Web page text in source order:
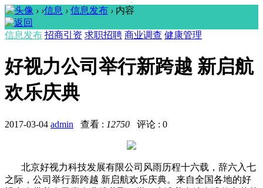
› ›信息 › 信息发布 › 内容
信息发布 招商引资 求职招聘 商业调查 健康管理
好视力公司举行新跨越 新启航
欢乐庆典
2017-03-04 admin 查看 : 12750 评论 : 0
北京好视力科技发展有限公司风雨历程十六载，辞六入七
之际，公司举行新跨越 新启航欢乐庆典。来自全国各地的好